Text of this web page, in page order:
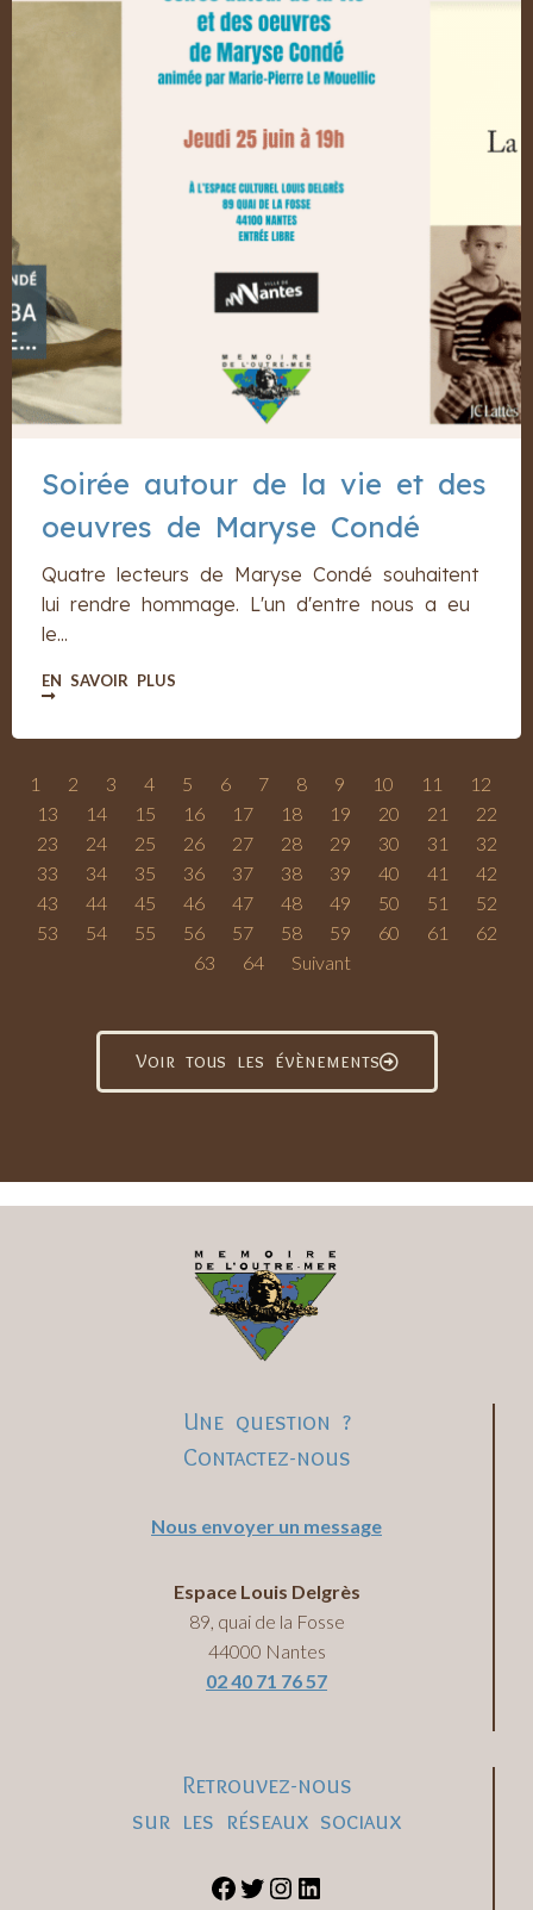
Soirée autour de la vie et des
oeuvres de Maryse Condé
Quatre lecteurs de Maryse Condé souhaitent
lui rendre hommage. L'un d'entre nous a eu
le...
EN SAVOIR PLUS
1 2 3 4 5 6 7 8 9 10 11
12
13
14 15 16 17 18 19 20 21
22
23
24 25 26 27 28 29 30 31
32
33
34 35 36 37 38 39 40 41
42
43
44 45 46 47 48 49 50 51
52
53
54 55 56 57 58 59 60 61
62
63
64 Suivant
Voir tous les évènements
Une question ?
Contactez-nous
Nous envoyer un message
Espace Louis Delgrès
89, quai de la Fosse
44000 Nantes
02 40 71 76 57
Retrouvez-nous
sur les réseaux sociaux